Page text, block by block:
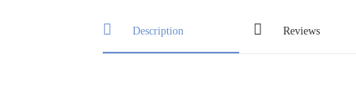
Description Reviews